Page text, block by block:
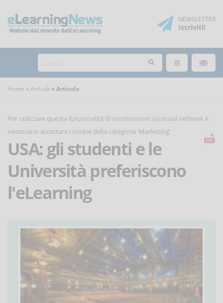
NEWSLETTER
Iscriviti!
Home Articoli Articolo
Per utilizzare questa funzionalità di condivisione sui social network è
necessario accettare i cookie della categoria 'Marketing'
USA: gli studenti e le
Università preferiscono
l'eLearning